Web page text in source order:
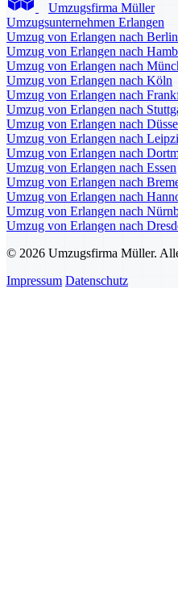
Umzugsfirma Müller
Umzugsunternehmen Erlangen
Umzug von Erlangen nach Berlin
Umzug von Erlangen nach
Umzug von Erlangen nach
Umzug von Erlangen nach Köln
Umzug von Erlangen nach
Umzug von Erlangen nach
Umzug von Erlangen nach
Umzug von Erlangen nach
Umzug von Erlangen nach
Umzug von Erlangen nach Essen
Umzug von Erlangen nach
Umzug von Erlangen nach
Umzug von Erlangen nach
Umzug von Erlangen nach
© 2026 Umzugsfirma Müller.
Impressum Datenschutz